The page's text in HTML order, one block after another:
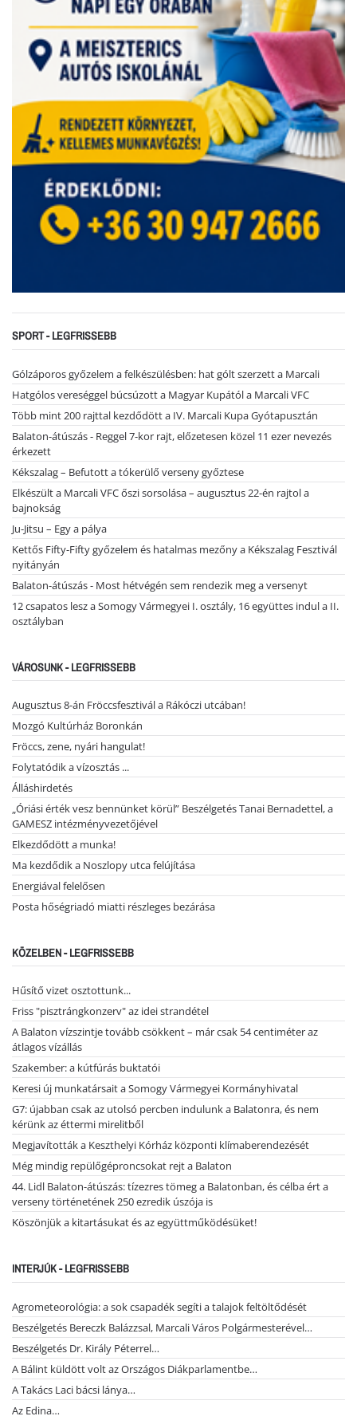
SPORT - LEGFRISSEBB
Gólzáporos győzelem a felkészülésben: hat gólt szerzett a Marcali
Hatgólos vereséggel búcsúzott a Magyar Kupától a Marcali VFC
Több mint 200 rajttal kezdődött a IV. Marcali Kupa Gyótapusztán
Balaton-átúszás - Reggel 7-kor rajt, előzetesen közel 11 ezer nevezés
érkezett
Kékszalag – Befutott a tókerülő verseny győztese
Elkészült a Marcali VFC őszi sorsolása – augusztus 22-én rajtol a
bajnokság
Ju-Jitsu – Egy a pálya
Kettős Fifty-Fifty győzelem és hatalmas mezőny a Kékszalag Fesztivál
nyitányán
Balaton-átúszás - Most hétvégén sem rendezik meg a versenyt
12 csapatos lesz a Somogy Vármegyei I. osztály, 16 együttes indul a II.
osztályban
VÁROSUNK - LEGFRISSEBB
Augusztus 8-án Fröccsfesztivál a Rákóczi utcában!
Mozgó Kultúrház Boronkán
Fröccs, zene, nyári hangulat!
Folytatódik a vízosztás ...
Álláshirdetés
„Óriási érték vesz bennünket körül” Beszélgetés Tanai Bernadettel, a
GAMESZ intézményvezetőjével
Elkezdődött a munka!
Ma kezdődik a Noszlopy utca felújítása
Energiával felelősen
Posta hőségriadó miatti részleges bezárása
KÖZELBEN - LEGFRISSEBB
Hűsítő vizet osztottunk...
Friss "pisztrángkonzerv" az idei strandétel
A Balaton vízszintje tovább csökkent – már csak 54 centiméter az
átlagos vízállás
Szakember: a kútfúrás buktatói
Keresi új munkatársait a Somogy Vármegyei Kormányhivatal
G7: újabban csak az utolsó percben indulunk a Balatonra, és nem
kérünk az éttermi mirelitből
Megjavították a Keszthelyi Kórház központi klímaberendezését
Még mindig repülőgéproncsokat rejt a Balaton
44. Lidl Balaton-átúszás: tízezres tömeg a Balatonban, és célba ért a
verseny történetének 250 ezredik úszója is
Köszönjük a kitartásukat és az együttműködésüket!
INTERJÚK - LEGFRISSEBB
Agrometeorológia: a sok csapadék segíti a talajok feltöltődését
Beszélgetés Bereczk Balázzsal, Marcali Város Polgármesterével…
Beszélgetés Dr. Király Péterrel…
A Bálint küldött volt az Országos Diákparlamentbe…
A Takács Laci bácsi lánya…
Az Edina…